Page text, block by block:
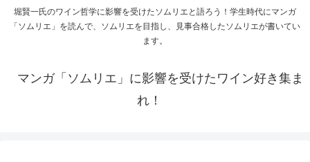
堀賢一氏のワイン哲学に影響を受けたソムリエと語ろう！学生時代にマンガ
「ソムリエ」を読んで、ソムリエを目指し、見事合格したソムリエが書いてい
ます。
マンガ「ソムリエ」に影響を受けたワイン好き集ま
れ！